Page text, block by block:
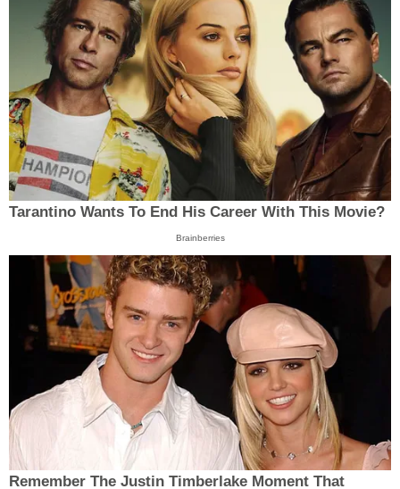
Tarantino Wants To End His Career With This Movie?
Brainberries
Remember The Justin Timberlake Moment That